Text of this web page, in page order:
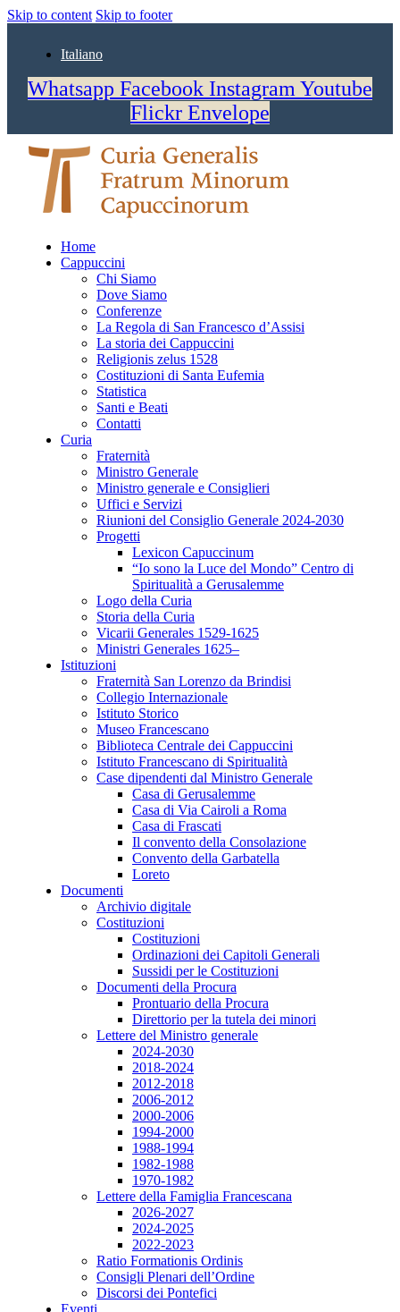
Skip to content Skip to footer
Italiano
Whatsapp Facebook Instagram Youtube
Flickr Envelope
Home
Cappuccini
Chi Siamo
Dove Siamo
Conferenze
La Regola di San Francesco d’Assisi
La storia dei Cappuccini
Religionis zelus 1528
Costituzioni di Santa Eufemia
Statistica
Santi e Beati
Contatti
Curia
Fraternità
Ministro Generale
Ministro generale e Consiglieri
Uffici e Servizi
Riunioni del Consiglio Generale 2024-2030
Progetti
Lexicon Capuccinum
“Io sono la Luce del Mondo” Centro di
Spiritualità a Gerusalemme
Logo della Curia
Storia della Curia
Vicarii Generales 1529-1625
Ministri Generales 1625–
Istituzioni
Fraternità San Lorenzo da Brindisi
Collegio Internazionale
Istituto Storico
Museo Francescano
Biblioteca Centrale dei Cappuccini
Istituto Francescano di Spiritualità
Case dipendenti dal Ministro Generale
Casa di Gerusalemme
Casa di Via Cairoli a Roma
Casa di Frascati
Il convento della Consolazione
Convento della Garbatella
Loreto
Documenti
Archivio digitale
Costituzioni
Costituzioni
Ordinazioni dei Capitoli Generali
Sussidi per le Costituzioni
Documenti della Procura
Prontuario della Procura
Direttorio per la tutela dei minori
Lettere del Ministro generale
2024-2030
2018-2024
2012-2018
2006-2012
2000-2006
1994-2000
1988-1994
1982-1988
1970-1982
Lettere della Famiglia Francescana
2026-2027
2024-2025
2022-2023
Ratio Formationis Ordinis
Consigli Plenari dell’Ordine
Discorsi dei Pontefici
Eventi